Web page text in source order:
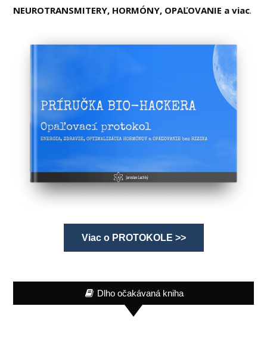
NEUROTRANSMITERY, HORMÓNY, OPAĽOVANIE a viac.
Viac o PROTOKOLE >>
Dlho očakávaná kniha